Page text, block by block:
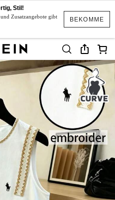
BEKOMME
Stil!
Zusatzangebote gibt